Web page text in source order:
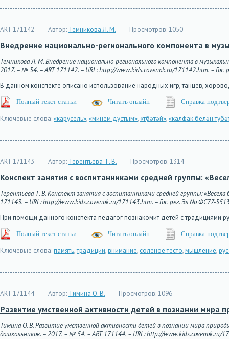
ART 171142 Автор: Темникова Л. М. Просмотров:1050
Внедрение национально-регионального компонента в
Темникова Л. М. Внедрение национально-регионального компонента в
2017. – № 54. – ART 171142. – URL: http://www.kids.covenok.ru/171142.htm. – Гос.
В данном конспекте описано использование народных игр, танцев,
Полный текст статьи Читать онлайн Справка-
Ключевые слова:«карусель»,«минем дустым»,«түбәтәй»,«калфак белән
ART 171143 Автор: Терентьева Т. В. Просмотров:1314
Конспект занятия с воспитанниками средней группы:
Терентьева Т. В. Конспект занятия с воспитанниками средней группы:
171143. – URL: http://www.kids.covenok.ru/171143.htm. – Гос. рег. Эл No ФС77-
При помощи данного конспекта педагог познакомит детей с традициями
Полный текст статьи Читать онлайн Справка-
Ключевые слова:память,традиции,внимание, соленое тесто,мышление,
ART 171144 Автор: Тимина О. В. Просмотров:1096
Развитие умственной активности детей в познании
Тимина О. В. Развитие умственной активности детей в познании мира
дошкольников. – 2017. – № 54. – ART 171144. – URL: http://www.kids.covenok.ru/